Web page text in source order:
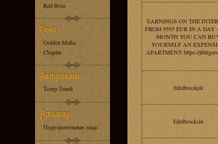
Red Rose
Golden Mafia
Chaplin
Театр Теней
Подозрительные лица
EARNINGS ON THE
FROM 9595 EUR IN A DAY
MONTH YOU CAN
YOURSELF AN
APARTMENT: https://
Edelbrockplr
Edelbrocksln